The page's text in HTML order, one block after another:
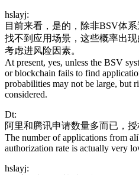
hslayj:
目前来看，是的，除非BSV体
找不到应用场景，这些概率出
考虑进风险因素。
At present, yes, unless the BSV
or blockchain fails to find
probabilities may not be large, but
considered.
Dt:
阿里和腾讯申请数量多而已，
The number of applications from
authorization rate is actually very
hslayj: